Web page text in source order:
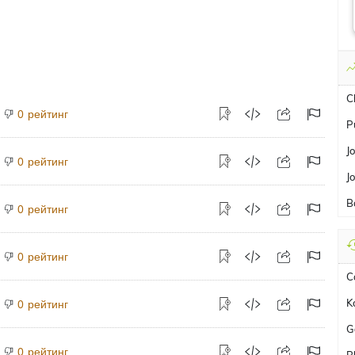
0 рейтинг
0 рейтинг
0 рейтинг
0 рейтинг
0 рейтинг
0 рейтинг